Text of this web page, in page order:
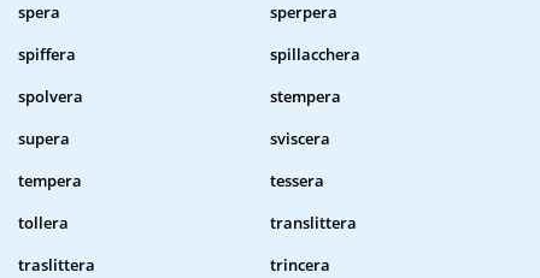
spera
sperpera
spiffera
spillacchera
spolvera
stempera
supera
sviscera
tempera
tessera
tollera
translittera
traslittera
trincera